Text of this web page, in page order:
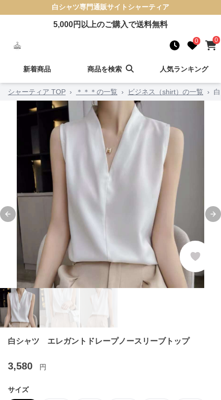
白シャツ専門通販サイト シャーティア
5,000円以上のご購入で送料無料
0 0
新着商品 商品を検索 人気ランキング
シャーティア TOP › ＊＊＊の一覧 › ビジネス（shirt）の一覧 ›
Previous slide
白シャツ エレガントドレープノースリーブトップ
3,580 円
サイズ